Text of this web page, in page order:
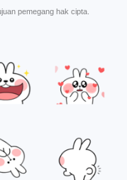
pemegang hak cipta.